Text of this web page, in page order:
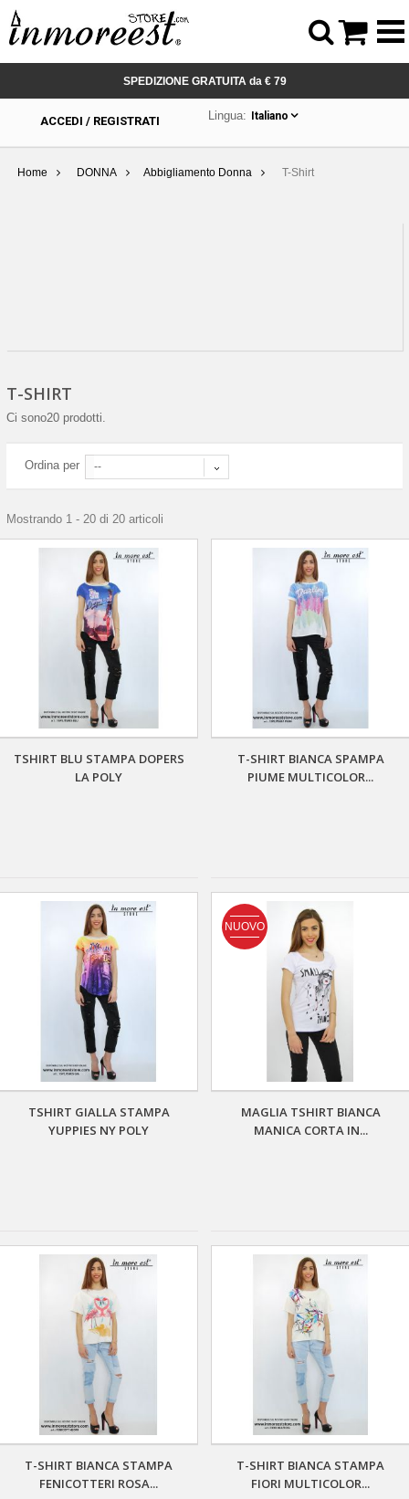
SPEDIZIONE GRATUITA da € 79
ACCEDI / REGISTRATI Lingua: Italiano
Home DONNA Abbigliamento Donna T-Shirt
T-SHIRT
Ci sono20 prodotti.
Ordina per --
Mostrando 1 - 20 di 20 articoli
TSHIRT BLU STAMPA DOPERS
LA POLY
T-SHIRT BIANCA SPAMPA
PIUME MULTICOLOR...
TSHIRT GIALLA STAMPA
YUPPIES NY POLY
NUOVO
MAGLIA TSHIRT BIANCA
MANICA CORTA IN...
T-SHIRT BIANCA STAMPA
FENICOTTERI ROSA...
T-SHIRT BIANCA STAMPA
FIORI MULTICOLOR...
 